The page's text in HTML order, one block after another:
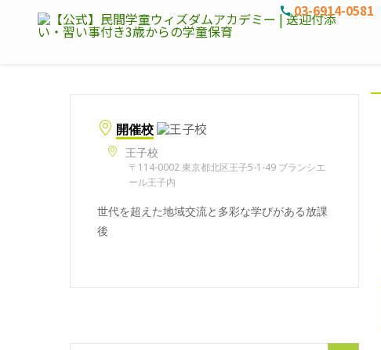
03-6914-0581
開催校
王子校
〒114-0002 東京都北区王子5-1-49 ブランシエ
ール王子内
世代を超えた地域交流と多彩な学びがある放課
後